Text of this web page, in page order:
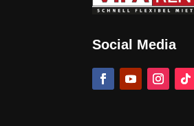
Social Media